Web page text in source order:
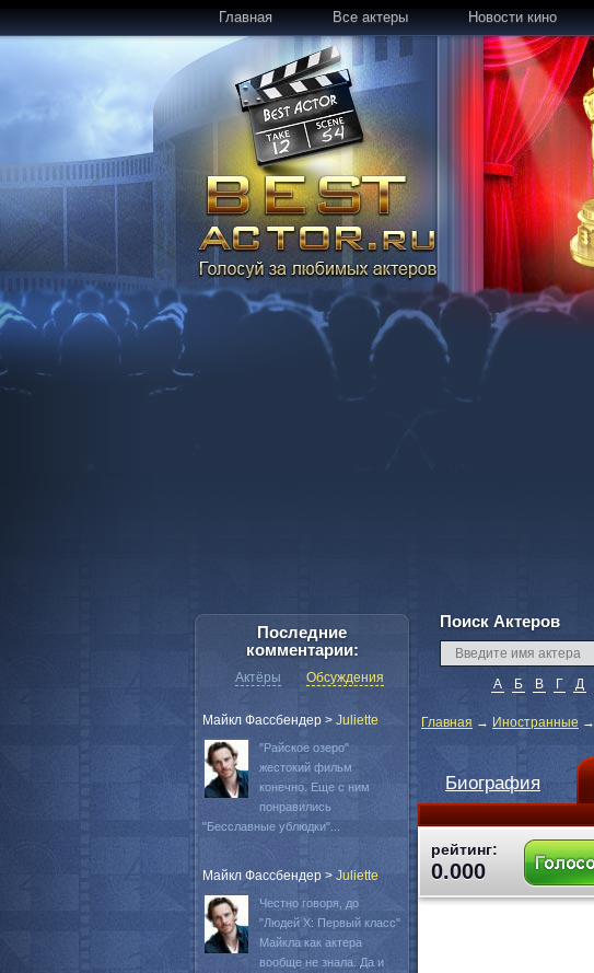
Главная Все актеры Новости кино
Поиск Актеров
А Б В Г Д
Главная → Иностранные →
Биография
рейтинг:
0.000
Последние
комментарии:
Актёры Обсуждения
Майкл Фассбендер > Juliette
"Райское озеро"
жестокий фильм
конечно. Еще с ним
понравились
"Бесславные ублюдки"...
Майкл Фассбендер > Juliette
Честно говоря, до
"Людей Х: Первый класс"
Майкла как актера
вообще не знала. Да и